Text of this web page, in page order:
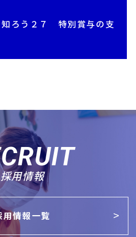
知ろう２７ 特別賞与の支
採用情報
用情報一覧